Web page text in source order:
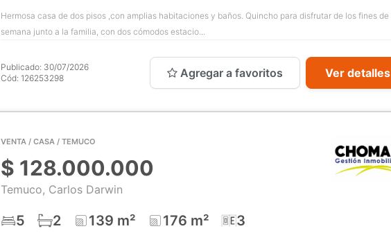
Hermosa casa de dos pisos ,con amplias habitaciones y baños. Quincho para disfrutar de los fines de
semana junto a la familia, con dos cómodos estacio...
Publicado: 30/07/2026
Cód: 126253298 Agregar a favoritos Ver detalles
VENTA / CASA / TEMUCO
$ 128.000.000
Temuco, Carlos Darwin
5 2 139 m² 176 m² 3